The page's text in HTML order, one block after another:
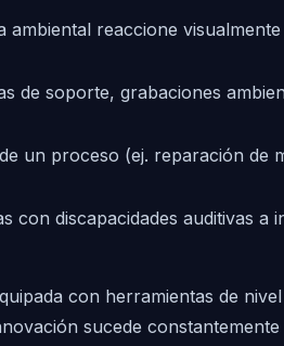
reaccione
de soporte, grabaciones
un proceso (ej. reparación de
con discapacidades auditivas a
con herramientas de
sucede